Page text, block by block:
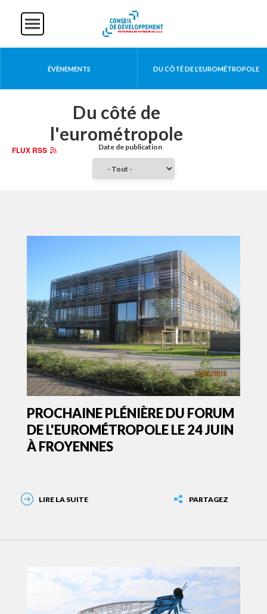
contenu
ActualitésÉVÈNEMENTS DU CÔTÉ DE L'EUROMÉTROPOLE
Du côté de
l'eurométropole
FLUX RSS
PROCHAINE PLÉNIÈRE DU FORUM
DE L'EUROMÉTROPOLE LE 24 JUIN
À FROYENNES
LIRE LA SUITE PARTAGEZ